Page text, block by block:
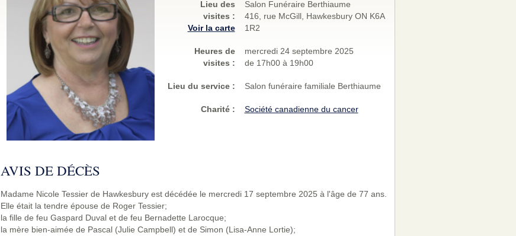
Lieu des
visites :
Voir la carte
Salon Funéraire Berthiaume
416, rue McGill, Hawkesbury ON K6A
1R2
Heures de
visites :
mercredi 24 septembre 2025
de 17h00 à 19h00
Lieu du service : Salon funéraire familiale Berthiaume
Charité: Société canadienne du cancer
AVIS DE DÉCÈS
Madame Nicole Tessier de Hawkesbury est décédée le mercredi 17 septembre 2025 à l'âge de 77 ans.
Elle était la tendre épouse de Roger Tessier;
la fille de feu Gaspard Duval et de feu Bernadette Larocque;
la mère bien-aimée de Pascal (Julie Campbell) et de Simon (Lisa-Anne Lortie);